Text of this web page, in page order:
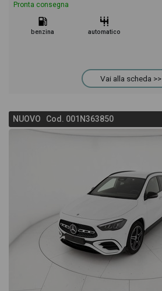
Pronta consegna
benzina automatico
Vai alla scheda >>
NUOVO Cod. 001N363850